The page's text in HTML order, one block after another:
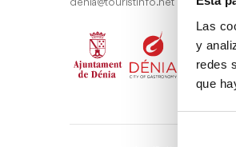
Las
y
redes
que
denia@touristinfo.net